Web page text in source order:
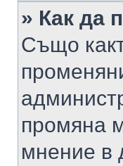
» Как да
Също
промяна
мнение в